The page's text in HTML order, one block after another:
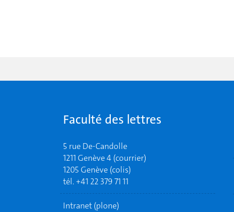
Faculté des lettres
5 rue De-Candolle
1211 Genève 4 (courrier)
1205 Genève (colis)
tél. +41 22 379 71 11
Intranet (plone)